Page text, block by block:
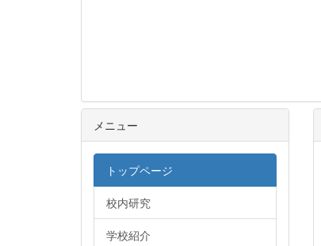
メニュー
トップページ
校内研究
学校紹介